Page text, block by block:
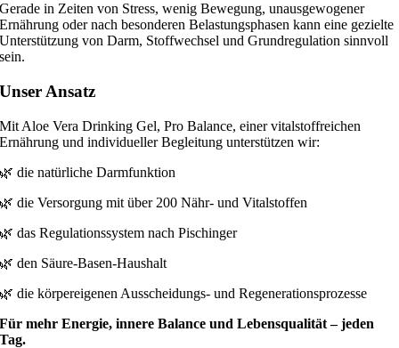
Gerade in Zeiten von Stress, wenig Bewegung, unausgewogener
Ernährung oder nach besonderen Belastungsphasen kann eine gezielte
Unterstützung von Darm, Stoffwechsel und Grundregulation sinnvoll
sein.
Unser Ansatz
Mit Aloe Vera Drinking Gel, Pro Balance, einer vitalstoffreichen
Ernährung und individueller Begleitung unterstützen wir:
🌿 die natürliche Darmfunktion
🌿 die Versorgung mit über 200 Nähr- und Vitalstoffen
🌿 das Regulationssystem nach Pischinger
🌿 den Säure-Basen-Haushalt
🌿 die körpereigenen Ausscheidungs- und Regenerationsprozesse
Für mehr Energie, innere Balance und Lebensqualität – jeden
Tag.